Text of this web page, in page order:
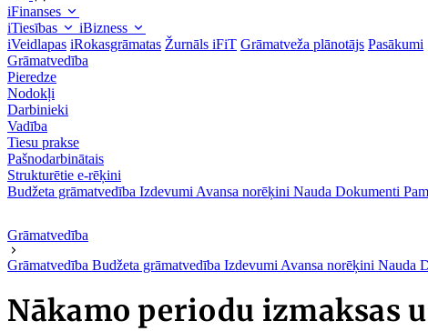
iFinanses
iTiesības
iBizness
iVeidlapas iRokasgrāmatas Žurnāls iFiT Grāmatveža plānotājs Pasākumi
Grāmatvedība
Pieredze
Nodokļi
Darbinieki
Vadība
Tiesu prakse
Pašnodarbinātais
Strukturētie e-rēķini
Budžeta grāmatvedība Izdevumi Avansa norēķini Nauda Dokumenti
Grāmatvedība
Grāmatvedība Budžeta grāmatvedība Izdevumi Avansa norēķini Nauda
Nākamo periodu izmaksas